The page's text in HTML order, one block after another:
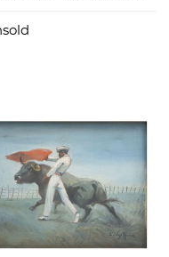
Ruano Llopis" 35.5